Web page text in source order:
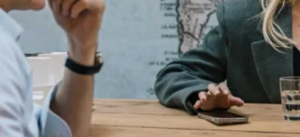
op de stad, heerlijk dakterras. Open keuken, heerlijke living met een
of in de duinen. Of gewoon heerlijk thuis.
Makelaars bereikt?
je horizon verbreden.